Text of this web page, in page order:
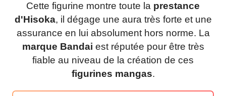
Cette figurine montre toute la prestance
d'Hisoka, il dégage une aura très forte et une
assurance en lui absolument hors norme. La
marque Bandai est réputée pour être très
fiable au niveau de la création de ces
figurines mangas.